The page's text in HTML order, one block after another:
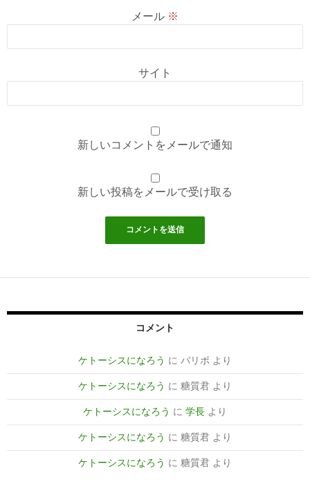
メール ※
サイト
新しいコメントをメールで通知
新しい投稿をメールで受け取る
コメント
ケトーシスになろう に バリボ より
ケトーシスになろう に 糖質君 より
ケトーシスになろう に 学長 より
ケトーシスになろう に 糖質君 より
ケトーシスになろう に 糖質君 より